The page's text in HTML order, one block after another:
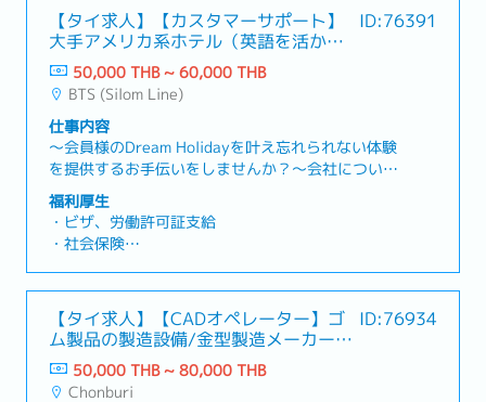
なし）
・休日出勤手当なし（職能資格によるが、本ポジシ
ョンは代休にて対応）
・【営業ポジション向け】
・営業車支給あり（業務は社有車もしくはレンタカ
ーにて対応）
・インセンティブ、コミッションなし
・【家族向け】
・家族用ビザ負担
業務内容となります。・顧客個別対応、タイ国内の
サプライヤー(ホテル)へのコンタクト業務・団体観
光客に対するタイ滞在時のアテンド対応・トラブル
発生時の電話、対面での個別対応従業員数：130名
・健康診断：年1回（試用期間後より）
・プロビデントファンド
・賞与：年2回（昨年実績 合計1.2か月）
・昇給：年１回（会社業績により / 確約ではござい
ません）
・有給休暇（年間6日～10年目から最大14日 / 入社
2年目より使用可能）
・フレックス制度
給与例：
旅行代理店未経験者の方は、月収50,000THB～を
予定しております。
【タイ求人】【カスタマーサポート】
大手アメリカ系ホテル（英語を活かせ
る）
ID:76391
50,000 THB ~ 60,000 THB
BTS (Silom Line)
仕事内容
〜会員様のDream Holidayを叶え忘れられない体験
を提供するお手伝いをしませんか？〜会社につい
て：世界最大規模のホテルチェーンのタイ法人で
す。同系列の会員制ホテルの会員系の販売を行って
いる同社でのカスタマーサポートポジション募集業
務内容：同系列の会員制ホテルの会員系の販売を行
っています。今回募集しているカスタマーサポート
問い合わせ対応をしていただくお仕事になります。
【業務内容】・リゾート、ホテルなどの予約ご案
内・お客様からの問い合わせ対応・顧客データ管
理・お客様とのコミュニケーションはメール、電話
福利厚生
・ビザ、労働許可証支給
・社会保険
・歯科保険（年1,000THBまで）
・昇給（業績により）
・賞与（評価により：平均3-7%）
・同系列ホテルグループのスタッフ宿泊割引あり
・住宅手当（月10,000THB）
・健康診断（年1回）
【タイ求人】【CADオペレーター】ゴ
ム製品の製造設備/金型製造メーカー
（未経験歓迎）
ID:76934
50,000 THB ~ 80,000 THB
Chonburi